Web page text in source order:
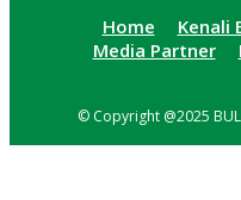
Home Kenali
Media Partner
© Copyright @2025